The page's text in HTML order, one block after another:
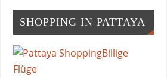
SHOPPING IN PATTAYA